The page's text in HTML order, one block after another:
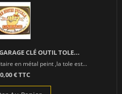
CLÉ OUTIL TOLE...
en métal peint ,la tole est...
€ TTC